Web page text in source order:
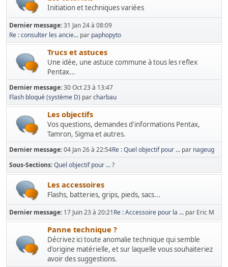
Initiation et techniques variées
Dernier message:31 Jan 24 à 08:09
Re : consulter les ancie... par paphopyto
Trucs et astuces
Une idée, une astuce commune à tous les reflex
Pentax...
Dernier message:30 Oct 23 à 13:47
Flash bloqué (système D) parcharbau
Les objectifs
Vos questions, demandes d'informations Pentax,
Tamron, Sigma et autres.
Dernier message:04 Jan 26 à 22:54Re : Quel objectif pour ... par nageug
Sous-Sections Quel objectif pour ... ?
Les accessoires
Flashs, batteries, grips, pieds, sacs...
Dernier message: 17 Juin 23 à 20:21Re : Accessoire pour la ... par Eric M
Panne technique ?
Décrivez ici toute anomalie technique qui semble
d'origine matérielle, et sur laquelle vous souhaiteriez
avoir des suggestions.